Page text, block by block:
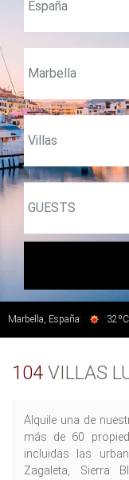
Marbella, España: 32ºC
104 VILLAS
Alquile una de
más de 60
incluidas las
Zagaleta, Sierra